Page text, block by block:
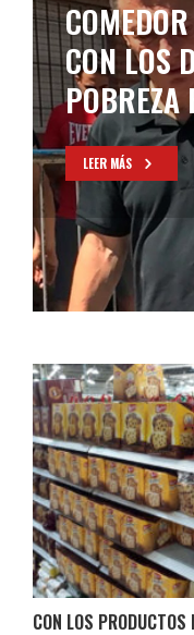
CON LOS
POBREZA
LEER MÁS
CON LOS PRODUCTOS